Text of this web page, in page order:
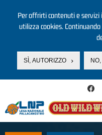
Per offrirti contenuti e servizi
utilizza cookies.
SÌ, AUTORIZZO